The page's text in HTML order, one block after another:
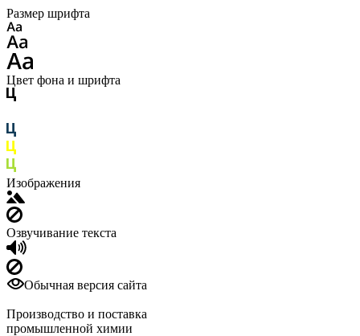
Размер шрифта
Цвет фона и шрифта
Изображения
Озвучивание текста
Обычная версия сайта
Производство и поставка
промышленной химии